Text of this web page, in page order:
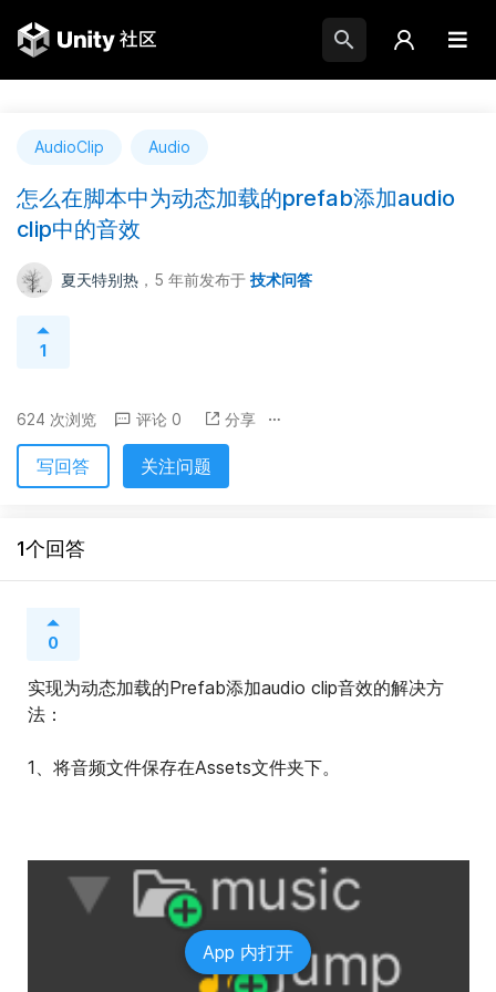
AudioClip Audio
怎么在脚本中为动态加载的prefab添加audio
clip中的音效
夏天特别热 ，5 年前发布于 技术问答
1
624 次浏览 评论 0 分享
写回答 关注问题
1个回答
0
实现为动态加载的Prefab添加audio clip音效的解决方
法：
1、将音频文件保存在Assets文件夹下。
App 内打开